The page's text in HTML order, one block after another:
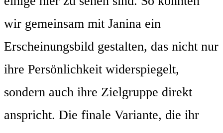
wir gemeinsam mit Janina ein
Erscheinungsbild gestalten, das nicht nur
ihre Persönlichkeit widerspiegelt,
sondern auch ihre Zielgruppe direkt
anspricht. Die finale Variante, die ihr